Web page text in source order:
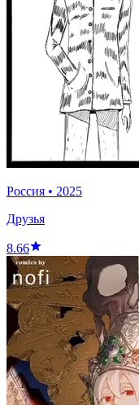
Россия • 2025
Друзья
8.66